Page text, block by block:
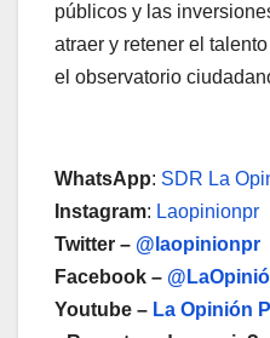
públicos y las
atraer y retener el
el observatorio
WhatsApp: SDR La
Instagram: Laopinionpr
Twitter – @laopinionpr
Facebook –
Youtube – La Opinión